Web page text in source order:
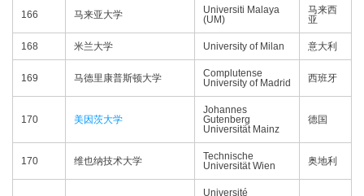
166 马来亚大学
Universiti Malaya
(UM)
马来西
亚
168 米兰大学 University of Milan 意大利
169 马德里康普斯顿大学
Complutense
University of Madrid
西班牙
170 美因茨大学
Johannes
Gutenberg
Universität Mainz
德国
170 维也纳技术大学
Technische
Universität Wien
奥地利
Université